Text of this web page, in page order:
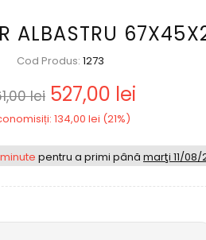
ALBASTRU
Cod Produs: 1273
lei 527,00 lei
134,00 lei (21%)
minute pentru a primi până marţi 11/08/